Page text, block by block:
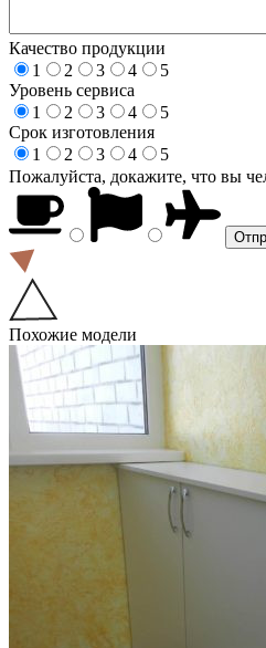
Качество продукции
1
2 3 4
5
Уровень сервиса
1
2 3 4
5
Срок изготовления
1
2 3 4
5
Пожалуйста, докажите, что вы
Похожие модели